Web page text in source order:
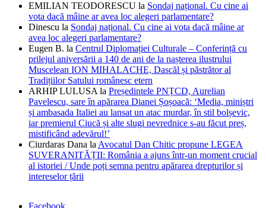
EMILIAN TEODORESCU la Sondaj național. Cu cine ai
vota dacă mâine ar avea loc alegeri parlamentare?
Dinescu la Sondaj național. Cu cine ai vota dacă mâine ar
avea loc alegeri parlamentare?
Eugen B. la Centrul Diplomației Culturale – Conferință cu
prilejul aniversării a 140 de ani de la nașterea ilustrului
Muscelean ION MIHALACHE, Dascăl și păstrător al
Tradițiilor Satului românesc etern
ARHIP LULUSA la Președintele PNȚCD, Aurelian
Pavelescu, sare în apărarea Dianei Șoșoacă: ‘Media, miniștri
și ambasada Italiei au lansat un atac murdar, în stil bolșevic,
iar premierul Ciucă și alte slugi nevrednice s-au făcut preș,
mistificând adevărul!’
Ciurdaras Dana la Avocatul Dan Chitic propune LEGEA
SUVERANITĂȚII: România a ajuns într-un moment crucial
al istoriei / Unde poți semna pentru apărarea drepturilor și
intereselor țării